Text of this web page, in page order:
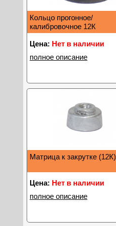
Кольцо прогонное/
калибровочное 12К
Цена: Нет в наличии
полное описание
Матрица к закрутке (12К)
Цена: Нет в наличии
полное описание